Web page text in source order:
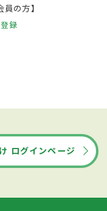
の方】
録
ログインページ